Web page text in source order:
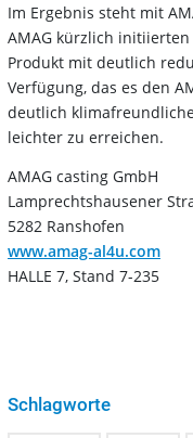
Im Ergebnis steht mit
AMAG kürzlich
Produkt mit deutlich
Verfügung, das es den
deutlich
leichter zu erreichen.
AMAG casting GmbH
Lamprechtshausener
5282 Ranshofen
www.amag-al4u.com
HALLE 7, Stand 7-235
Schlagworte